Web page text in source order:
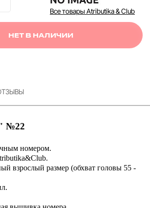
Все товары Atributika & Club
НЕТ В НАЛИЧИИ
№22
номером.
взрослый размер (обхват головы 55 -